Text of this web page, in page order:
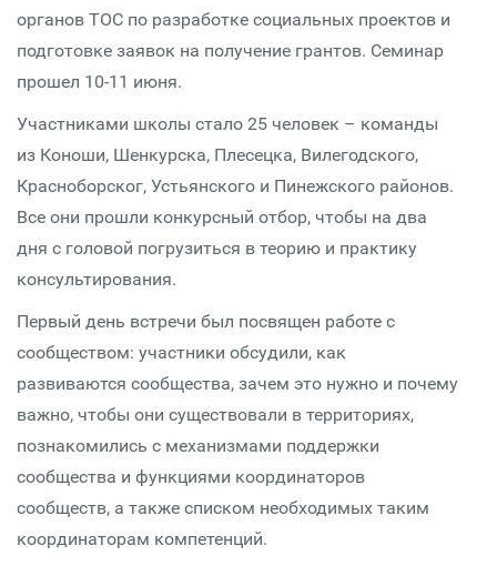
органов ТОС по разработке социальных проектов и
подготовке заявок на получение грантов. Семинар
прошел 10-11 июня.
Участниками школы стало 25 человек – команды
из Коноши, Шенкурска, Плесецка, Вилегодского,
Красноборског, Устьянского и Пинежского районов.
Все они прошли конкурсный отбор, чтобы на два
дня с головой погрузиться в теорию и практику
консультирования.
Первый день встречи был посвящен работе с
сообществом: участники обсудили, как
развиваются сообщества, зачем это нужно и почему
важно, чтобы они существовали в территориях,
познакомились с механизмами поддержки
сообщества и функциями координаторов
сообществ, а также списком необходимых таким
координаторам компетенций.